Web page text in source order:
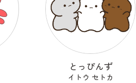
とっぴんず
イトウ セトカ